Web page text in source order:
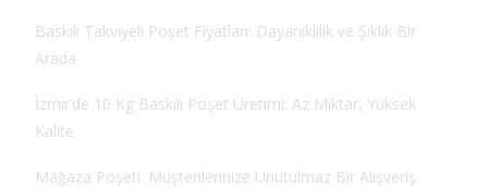
Baskılı Takviyeli Poşet Fiyatları: Dayanıklılık ve Şıklık Bir
Arada
İzmir’de 10 Kg Baskılı Poşet Üretimi: Az Miktar, Yüksek
Kalite
Mağaza Poşeti: Müşterilerinize Unutulmaz Bir Alışveriş